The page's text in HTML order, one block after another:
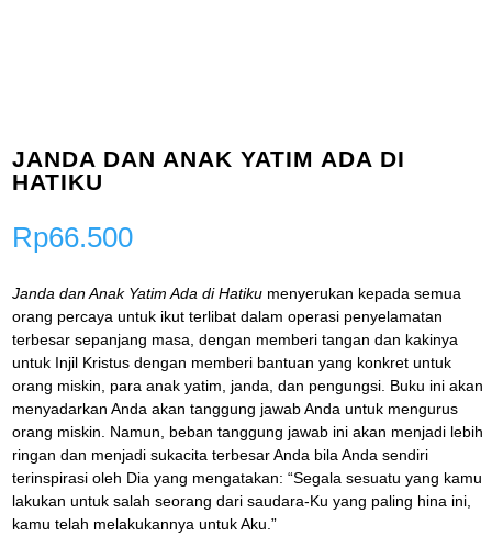
JANDA DAN ANAK YATIM ADA DI
HATIKU
Rp66.500
Janda dan Anak Yatim Ada di Hatiku menyerukan kepada semua
orang percaya untuk ikut terlibat dalam operasi penyelamatan
terbesar sepanjang masa, dengan memberi tangan dan kakinya
untuk Injil Kristus dengan memberi bantuan yang konkret untuk
orang miskin, para anak yatim, janda, dan pengungsi. Buku ini akan
menyadarkan Anda akan tanggung jawab Anda untuk mengurus
orang miskin. Namun, beban tanggung jawab ini akan menjadi lebih
ringan dan menjadi sukacita terbesar Anda bila Anda sendiri
terinspirasi oleh Dia yang mengatakan: “Segala sesuatu yang kamu
lakukan untuk salah seorang dari saudara-Ku yang paling hina ini,
kamu telah melakukannya untuk Aku.”